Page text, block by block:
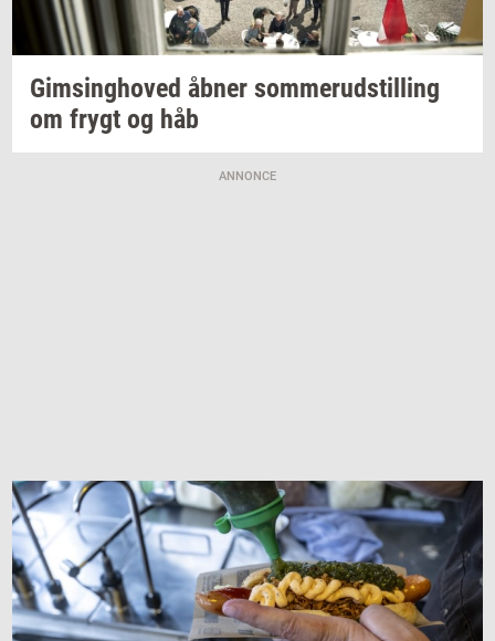
Gims­ing­ho­ved åbner som­mer­ud­stil­ling
om frygt og håb
ANNONCE